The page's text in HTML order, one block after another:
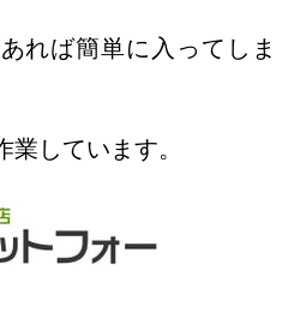
れば簡単に入ってしま
しています。